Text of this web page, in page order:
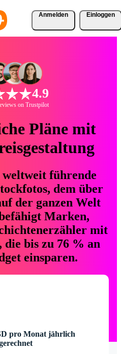
Anmelden Einloggen
4.9
on Trustpilot
Pläne mit
weltweit führende
dem über
der ganzen Welt
Marken,
mit
die bis zu 76 % an
einsparen.
pro Monat jährlich